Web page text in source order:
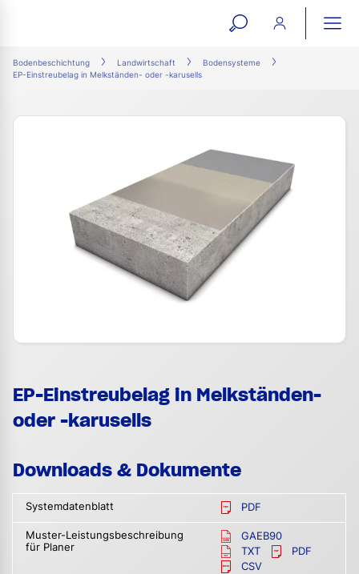
open
search
Bodenbeschichtung Landwirtschaft
Bodensysteme
EP-Einstreubelag in Melkständen- oder -karusells
EP-Einstreubelag in Melkständen-
oder -karusells
Downloads & Dokumente
Systemdatenblatt PDF
Muster-Leistungsbeschreibung
für Planer
GAEB90
TXT
PDF
CSV